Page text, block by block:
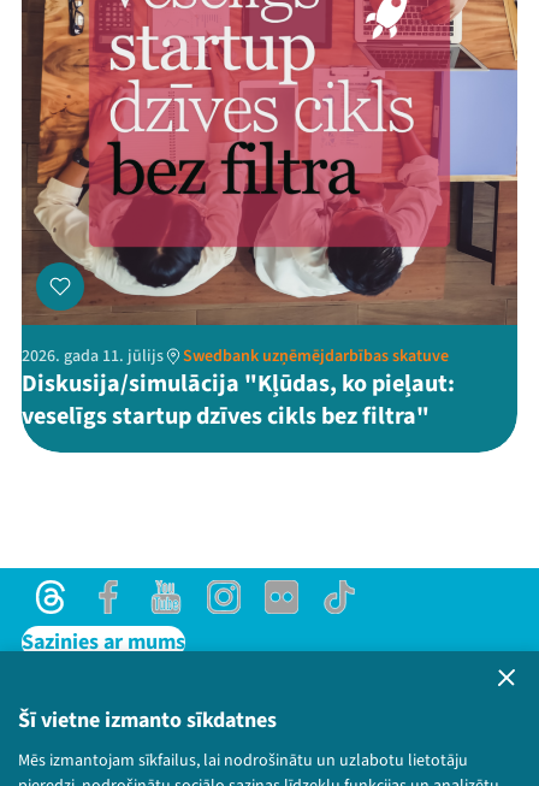
Šī vietne izmanto sīkdatnes
Mēs izmantojam sīkfailus, lai nodrošinātu un uzlabotu lietotāju
2026. gada 11. jūlijs Swedbank uzņēmējdarbības skatuve
Diskusija/simulācija "Kļūdas, ko pieļaut:
veselīgs startup dzīves cikls bez filtra"
ThreadsFacebookYoutubeInstagram
Flick TikTok
Sazinies ar mums
Lietošanas noteikumi un sīkdatņu politika
Bērnu aizsardzības politika
© 2026 Sarunu festivāls LAMPA Visas tiesības